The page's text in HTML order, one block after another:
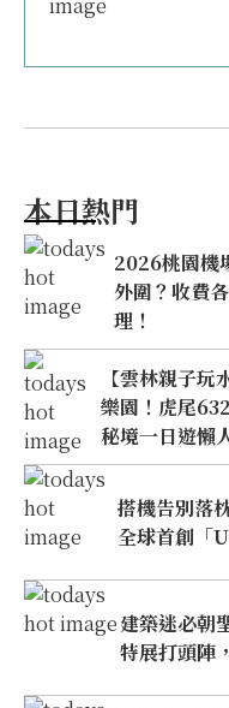
本日熱門
2026桃園機
外圍？收費
理！
【雲林親子
樂園！虎尾
秘境一日遊懶
搭機告別落
全球首創「
建築迷必朝
特展打頭陣